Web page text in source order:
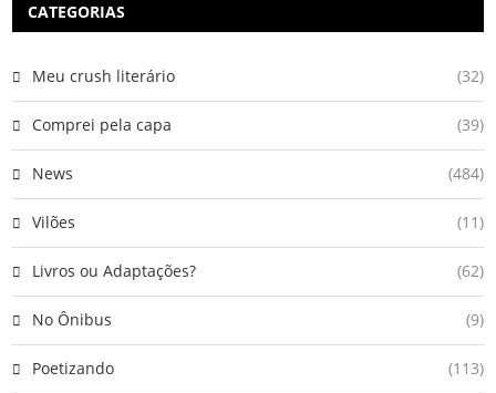
CATEGORIAS
Meu crush literário (32)
Comprei pela capa (39)
News (484)
Vilões (11)
Livros ou Adaptações? (62)
No Ônibus (9)
Poetizando (113)